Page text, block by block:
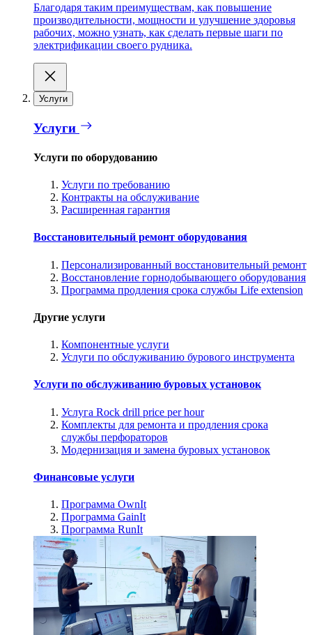
Благодаря таким преимуществам, как повышение
производительности, мощности и улучшение здоровья
рабочих, можно узнать, как сделать первые шаги по
электрификации своего рудника.
Услуги
Услуги
Услуги по оборудованию
Услуги по требованию
Контракты на обслуживание
Расширенная гарантия
Восстановительный ремонт оборудования
Персонализированный восстановительный ремонт
Восстановление горнодобывающего оборудования
Программа продления срока службы Life extension
Другие услуги
Компонентные услуги
Услуги по обслуживанию бурового инструмента
Услуги по обслуживанию буровых установок
Услуга Rock drill price per hour
Комплекты для ремонта и продления срока
службы перфораторов
Модернизация и замена буровых установок
Финансовые услуги
Программа OwnIt
Программа GainIt
Программа RunIt